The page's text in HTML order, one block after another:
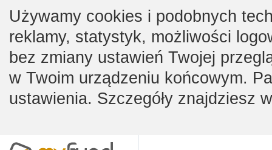
Używamy cookies i podobnych
reklamy, statystyk, możliwości
bez zmiany ustawień Twojej
w Twoim urządzeniu końcowym.
ustawienia. Szczegóły znajdziesz